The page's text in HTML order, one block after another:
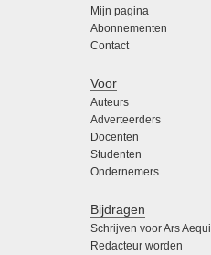
Mijn pagina
Abonnementen
Contact
Voor
Auteurs
Adverteerders
Docenten
Studenten
Ondernemers
Bijdragen
Schrijven voor Ars Aequi
Redacteur worden